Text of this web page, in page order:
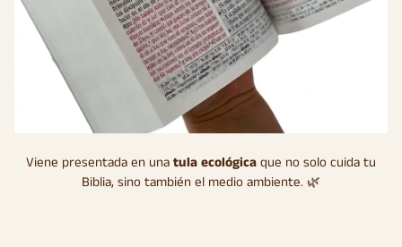
Viene presentada en unatula ecológicaque no solo cuida tu
Biblia, sino también el medio ambiente. 🌿